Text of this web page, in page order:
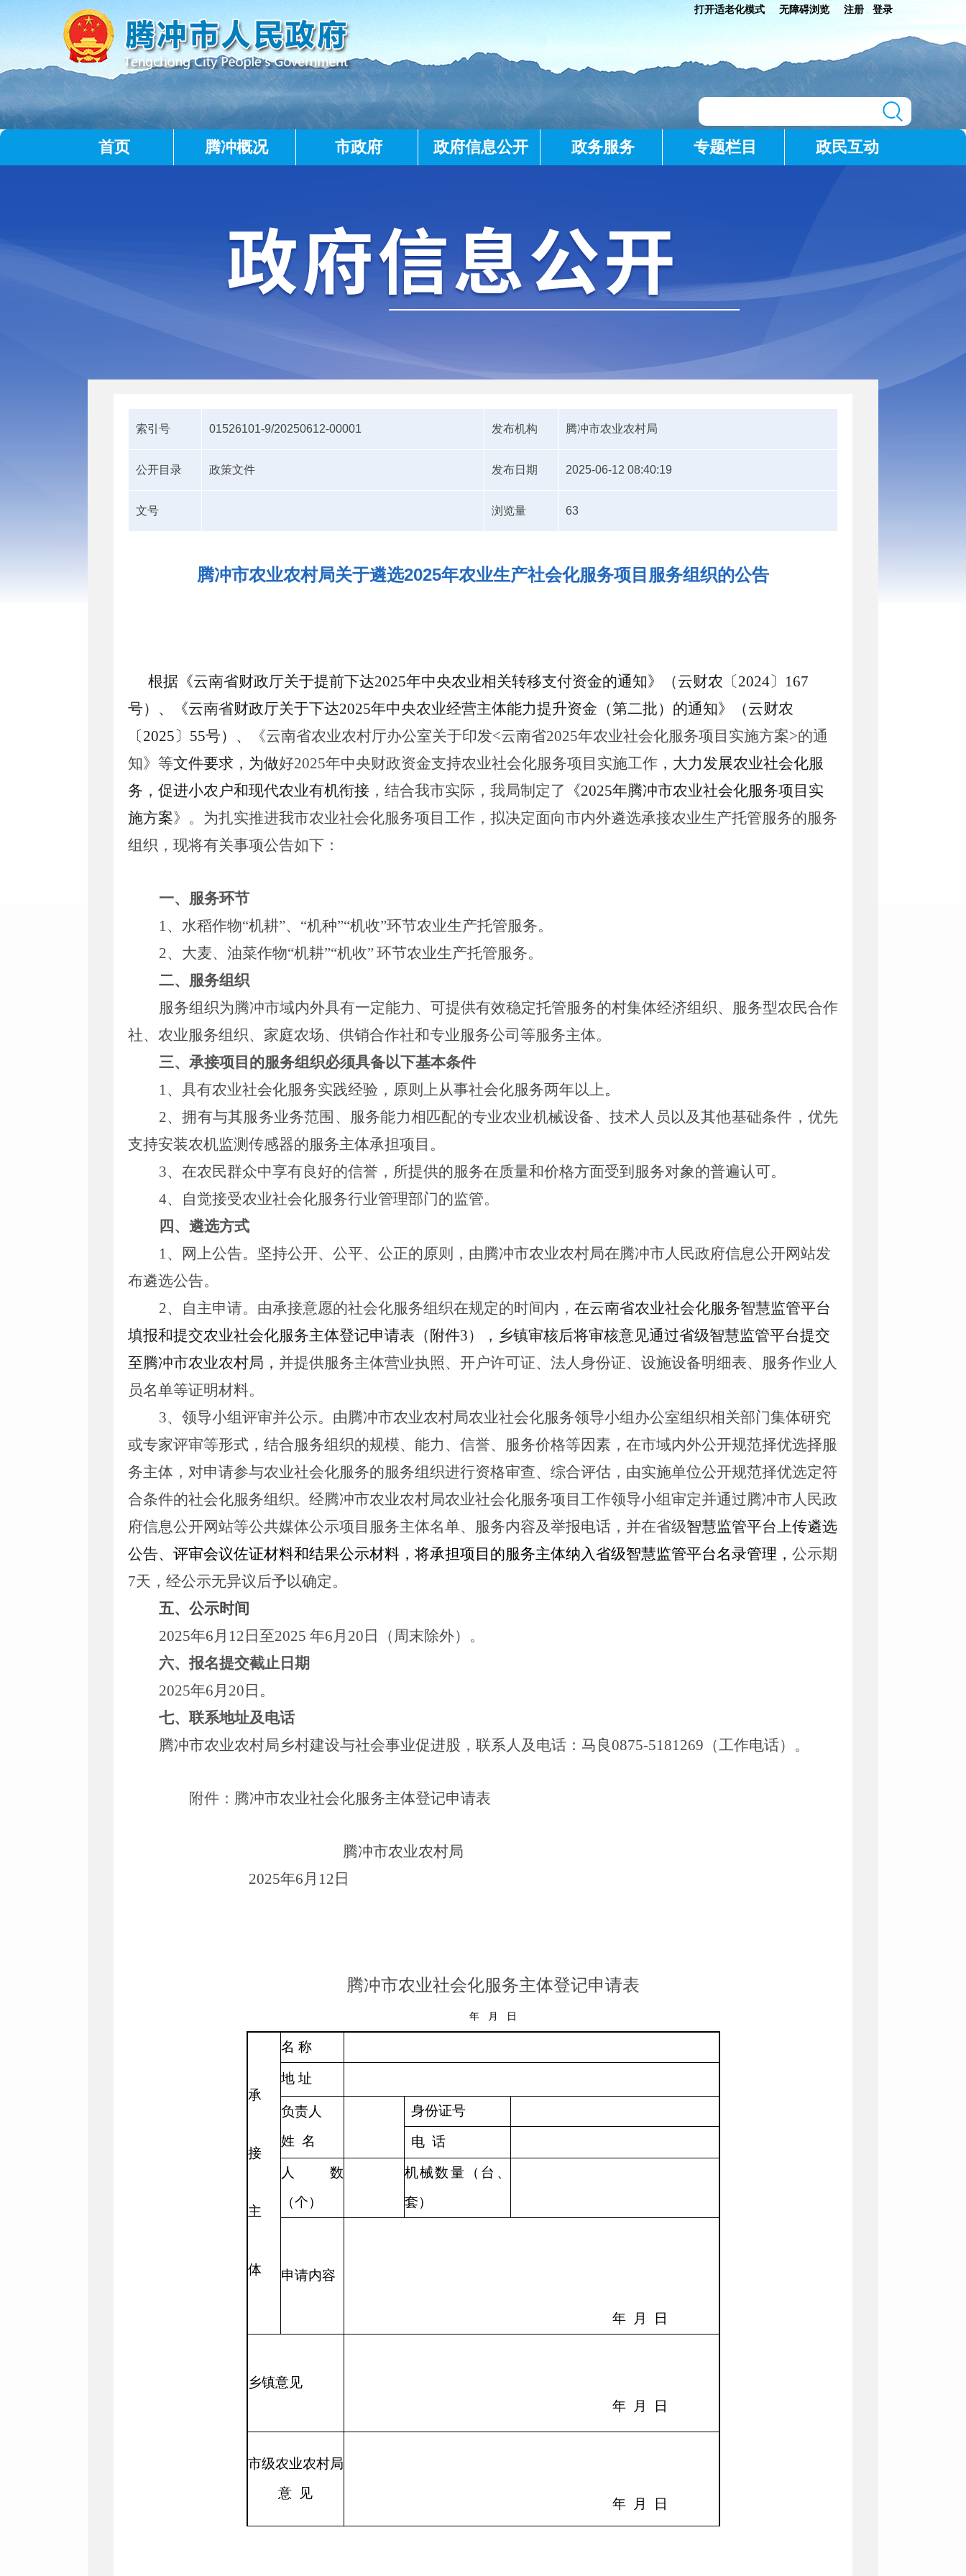
打开适老化模式 无障碍浏览 注册 登录
首页 腾冲概况 市政府 政府信息公开 政务服务 专题栏目 政民互动
索引号 01526101-9/20250612-00001 发布机构 腾冲市农业农村局
公开目录 政策文件 发布日期 2025-06-12 08:40:19
文号 浏览量 63
腾冲市农业农村局关于遴选2025年农业生产社会化服务项目服务组织的公告
根据《云南省财政厅关于提前下达2025年中央农业相关转移支付资金的通知》（云财农〔2024〕 167
号）、《云南省财政厅关于下达2025年中央农业经营主体能力提升资金（第二批） 的通知》（云财农
〔2025〕 55号） 、 《云南省农业农村厅办公室关于印发<云南省2025年农业社会化服务项目实施方案>的通
知》等文件要求，为做好2025年中央财政资金支持农业社会化服务项目实施工作 ，大力发展农业社会化服
务，促进小农户和现代农业有机衔接 ，结合我市实际，我局制定了 《2025年腾冲市农业社会化服务项目实
施方案》 。为扎实推进我市农业社会化服务项目工作，拟决定面向市内外遴选承接农业生产托管服务的服务
组织，现将有关事项公告如下：
一、服务环节
1、 水稻作物“机耕”、 “机种”“机收”环节农业生产托管服务。
2、大麦、油菜作物“机耕”“机收”环节农业生产托管服务。
二、服务组织
服务组织为腾冲市域内外具有一定能力、可提供有效稳定托管服务的村集体经济组织、服务型农民合作
社、农业服务组织、家庭农场、供销合作社和专业服务公司等服务主体。
三、承接项目的服务组织必须具备以下基本条件
1、 具有农业社会化服务实践经验，原则上从事社会化服务两年以上。
2、拥有与其服务业务范围、服务能力相匹配的专业农业机械设备、技术人员以及其他基础条件，优先
支持安装农机监测传感器的服务主体承担项目。
3、在农民群众中享有良好的信誉，所提供的服务在质量和价格方面受到服务对象的普遍认可。
4、自觉接受农业社会化服务行业管理部门的监管。
四、遴选方式
1、网上公告。坚持公开、公平、公正的原则，由腾冲市农业农村局在腾冲市人民政府信息公开网站发
布遴选公告。
2、自主申请。 由承接意愿的社会化服务组织在规定的时间内， 在云南省农业社会化服务智慧监管平台
填报和提交农业社会化服务主体登记申请表（附件3）， 乡镇审核后将审核意见通过省级智慧监管平台提交
至腾冲市农业农村局， 并提供服务主体营业执照、 开户许可证、法人身份证、 设施设备明细表、服务作业人
员名单等证明材料。
3、领导小组评审并公示。由腾冲市农业农村局农业社会化服务领导小组办公室组织相关部门集体研究
或专家评审等形式 ，结合服务组织的规模、能力、信誉、服务价格等因素，在市域内外公开规范择优选择服
务主体，对申请参与农业社会化服务的服务组织进行资格审查、综合评估，由实施单位公开规范择优选定符
合条件的社会化服务组织。经腾冲市农业农村局农业社会化服务项目工作领导小组审定并通过腾冲市人民政
府信息公开网站等公共媒体公示项目服务主体名单、服务内容及举报电话， 并在省级智慧监管平台上传遴选
公告、评审会议佐证材料和结果公示材料，将承担项目的服务主体纳入省级智慧监管平台名录管理 ， 公示期
7天，经公示无异议后予以确定。
五、公示时间
2025年6月 12 日至2025 年6月 20 日 （周末除外） 。
六、报名提交截止日期
2025年6月 20 日。
七、 联系地址及电话
腾冲市农业农村局乡村建设与社会事业促进股， 联系人及电话：马良0875-5181269（工作电话） 。
附件： 腾冲市农业社会化服务主体登记申请表
腾冲市农业农村局
2025年6月 12 日
腾冲市农业社会化服务主体登记申请表
年 月 日
承
接
主
体
名 称
地 址
负责人
姓 名
身份证号
电 话
人数
（个）
机械数量（台、
套）
申请内容
年 月 日
乡镇意见
年
月 日
市级农业农村局
意
见
年 月 日